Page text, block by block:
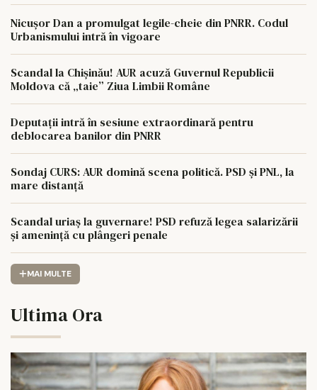
Nicușor Dan a promulgat legile-cheie din PNRR. Codul
Urbanismului intră în vigoare
Scandal la Chișinău! AUR acuză Guvernul Republicii
Moldova că „taie” Ziua Limbii Române
Deputații intră în sesiune extraordinară pentru
deblocarea banilor din PNRR
Sondaj CURS: AUR domină scena politică. PSD și PNL, la
mare distanță
Scandal uriaș la guvernare! PSD refuză legea salarizării
și amenință cu plângeri penale
MAI MULTE
Ultima Ora